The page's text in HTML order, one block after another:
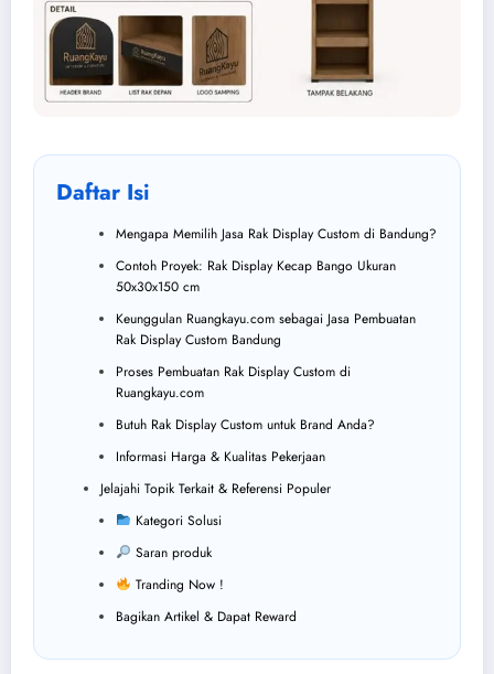
Daftar Isi
Mengapa Memilih Jasa Rak Display Custom di Bandung?
Contoh Proyek: Rak Display Kecap Bango Ukuran
50x30x150 cm
Keunggulan Ruangkayu.com sebagai Jasa Pembuatan
Rak Display Custom Bandung
Proses Pembuatan Rak Display Custom di
Ruangkayu.com
Butuh Rak Display Custom untuk Brand Anda?
Informasi Harga & Kualitas Pekerjaan
Jelajahi Topik Terkait & Referensi Populer
Kategori Solusi
Saran produk
Tranding Now !
Bagikan Artikel & Dapat Reward